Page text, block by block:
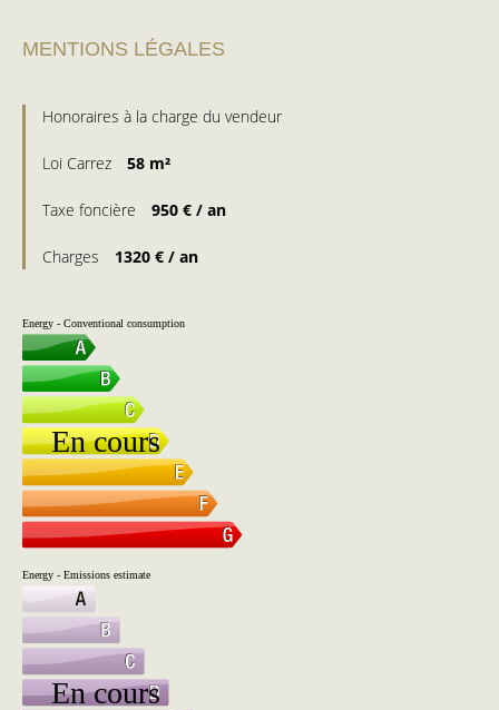
MENTIONS LÉGALES
Honoraires à la charge du vendeur
Loi Carrez 58 m²
Taxe foncière 950 € / an
Charges 1320 € / an